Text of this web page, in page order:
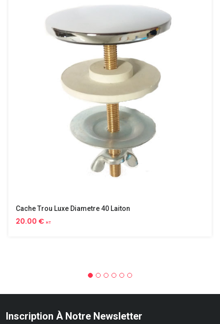
Cache Trou Luxe Diametre 40 Laiton
20.00 € HT
Inscription À Notre Newsletter